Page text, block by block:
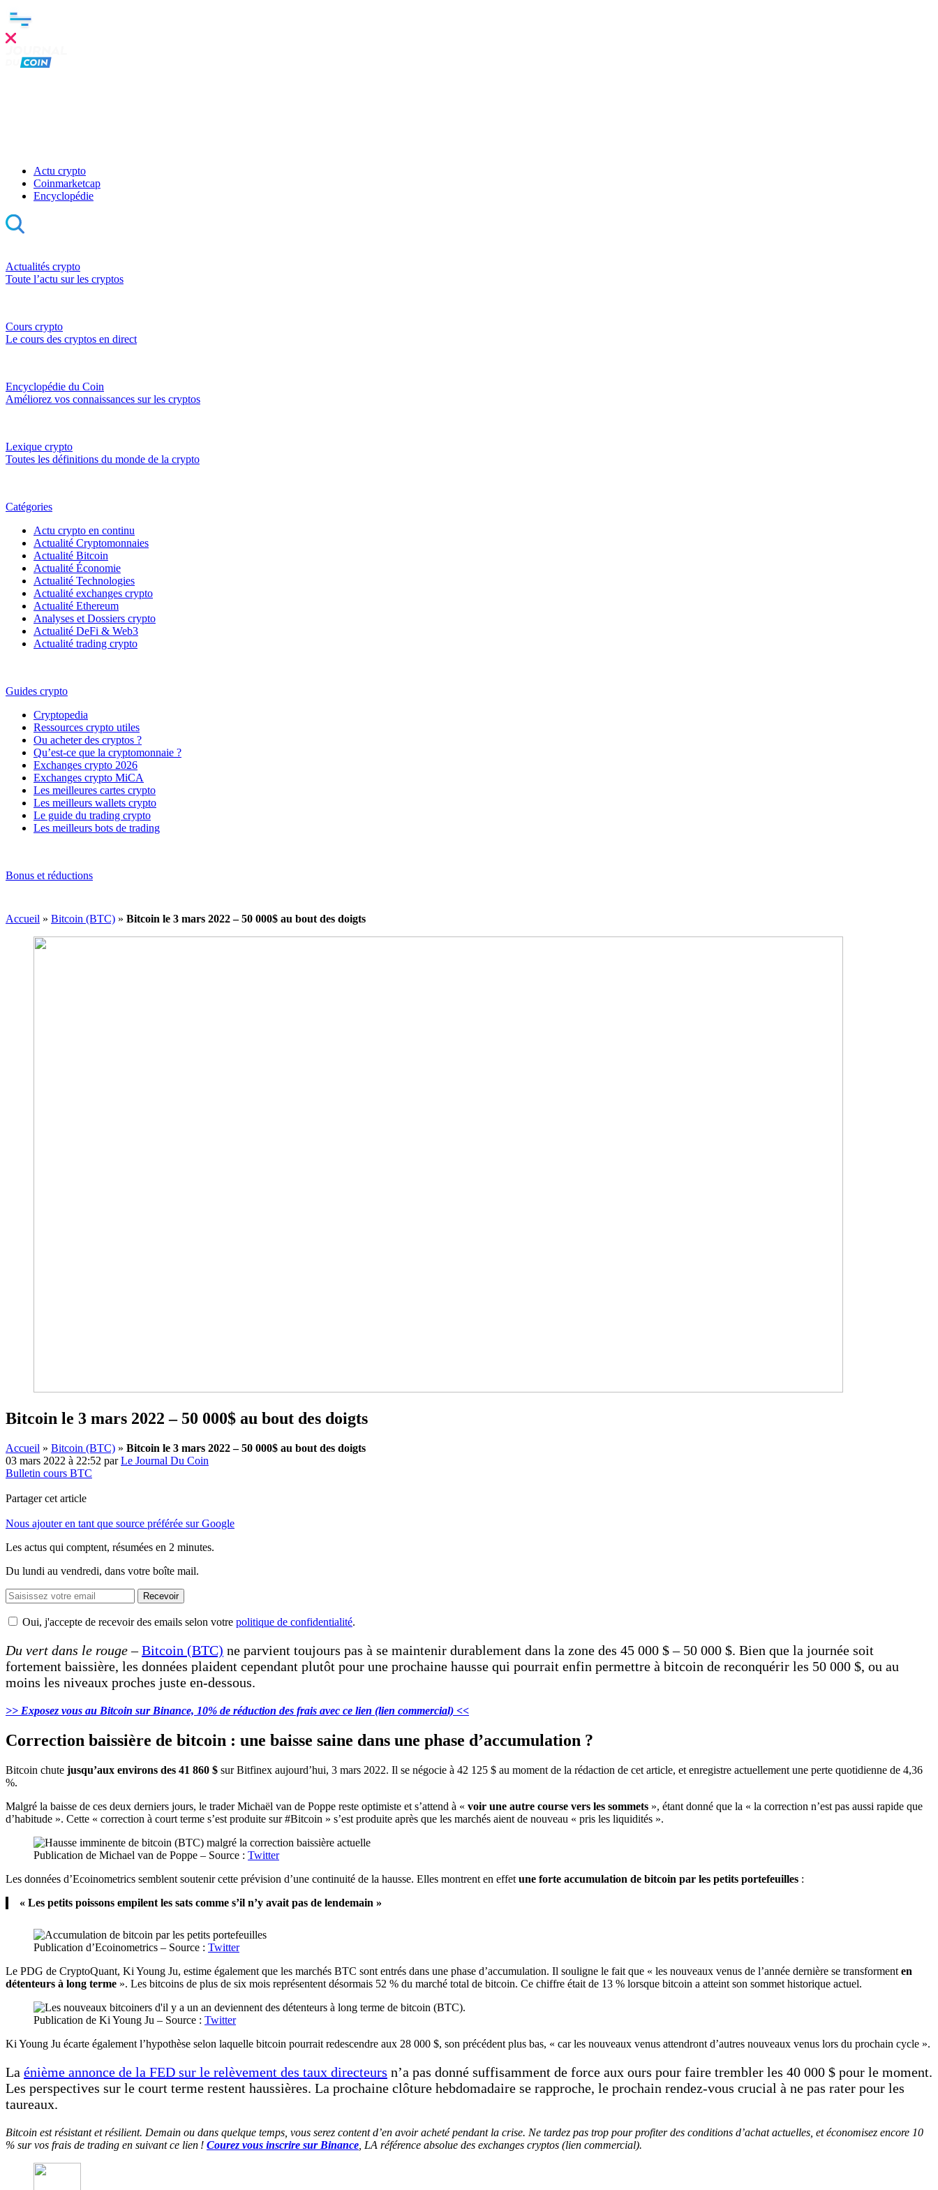
Actu crypto
Coinmarketcap
Encyclopédie
Actualités crypto
Toute l’actu sur les cryptos
Cours crypto
Le cours des cryptos en direct
Encyclopédie du Coin
Améliorez vos connaissances sur les cryptos
Lexique crypto
Toutes les définitions du monde de la crypto
Catégories
Actu crypto en continu
Actualité Cryptomonnaies
Actualité Bitcoin
Actualité Économie
Actualité Technologies
Actualité exchanges crypto
Actualité Ethereum
Analyses et Dossiers crypto
Actualité DeFi & Web3
Actualité trading crypto
Guides crypto
Cryptopedia
Ressources crypto utiles
Ou acheter des cryptos ?
Qu’est-ce que la cryptomonnaie ?
Exchanges crypto 2026
Exchanges crypto MiCA
Les meilleures cartes crypto
Les meilleurs wallets crypto
Le guide du trading crypto
Les meilleurs bots de trading
Bonus et réductions
Accueil » Bitcoin (BTC) » Bitcoin le 3 mars 2022 – 50 000$ au bout des doigts
Bitcoin le 3 mars 2022 – 50 000$ au bout des doigts
Accueil » Bitcoin (BTC) » Bitcoin le 3 mars 2022 – 50 000$ au bout des doigts
03 mars 2022 à 22:52 parLe Journal Du Coin
Bulletin cours BTC
Partager cet article
Nous ajouter en tant que source préférée sur Google
Les actus qui comptent, résumées en 2 minutes.
Du lundi au vendredi, dans votre boîte mail.
Recevoir
Oui, j'accepte de recevoir des emails selon votre politique de confidentialité.
Du vert dans le rouge–Bitcoin (BTC) ne parvient toujours pas à se maintenir durablement dans la zone des 45 000 $ – 50 000 $. Bien que la journée soit
fortement baissière, les données plaident cependant plutôt pour une prochaine hausse qui pourrait enfin permettre à bitcoin de reconquérir les 50 000 $, ou au
moins les niveaux proches juste en-dessous.
>> Exposez vous au Bitcoin sur Binance, 10% de réduction des frais avec ce lien (lien commercial) <<
Correction baissière de bitcoin : une baisse saine dans une phase d’accumulation ?
Bitcoin chute jusqu’aux environs des 41 860 $ sur Bitfinex aujourd’hui, 3 mars 2022. Il se négocie à 42 125 $ au moment de la rédaction de cet article, et enregistre actuellement une perte quotidienne de 4,36
%.
Malgré la baisse de ces deux derniers jours, le trader Michaël van de Poppe reste optimiste et s’attend à « voir une autre course vers les sommets », étant donné que la « la correction n’est pas aussi rapide que
d’habitude ». Cette « correction à court terme s’est produite sur #Bitcoin » s’est produite après que les marchés aient de nouveau « pris les liquidités ».
Publication de Michael van de Poppe – Source : Twitter
Les données d’Ecoinometrics semblent soutenir cette prévision d’une continuité de la hausse. Elles montrent en effet une forte accumulation de bitcoin par les petits portefeuilles :
« Les petits poissons empilent les sats comme s’il n’y avait pas de lendemain »
Publication d’Ecoinometrics – Source : Twitter
Le PDG de CryptoQuant, Ki Young Ju, estime également que les marchés BTC sont entrés dans une phase d’accumulation. Il souligne le fait que « les nouveaux venus de l’année dernière se transforment en
détenteurs à long terme ». Les bitcoins de plus de six mois représentent désormais 52 % du marché total de bitcoin. Ce chiffre était de 13 % lorsque bitcoin a atteint son sommet historique actuel.
Publication de Ki Young Ju – Source : Twitter
Ki Young Ju écarte également l’hypothèse selon laquelle bitcoin pourrait redescendre aux 28 000 $, son précédent plus bas, « car les nouveaux venus attendront d’autres nouveaux venus lors du prochain cycle ».
La énième annonce de la FED sur le relèvement des taux directeurs n’a pas donné suffisamment de force aux ours pour faire trembler les 40 000 $ pour le moment.
Les perspectives sur le court terme restent haussières. La prochaine clôture hebdomadaire se rapproche, le prochain rendez-vous crucial à ne pas rater pour les
taureaux.
Bitcoin est résistant et résilient. Demain ou dans quelque temps, vous serez content d’en avoir acheté pendant la crise. Ne tardez pas trop pour profiter des conditions d’achat actuelles, et économisez encore 10
% sur vos frais de trading en suivant ce lien ! Courez vous inscrire sur Binance , LA référence absolue des exchanges cryptos (lien commercial).